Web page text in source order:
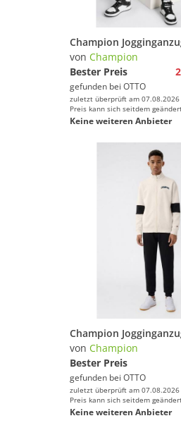
von Champion
Bester Preis
gefunden bei OTTO
zuletzt überprüft am
Preis kann sich seitdem
Keine weiteren Anbieter
von Champion
Bester Preis
gefunden bei OTTO
zuletzt überprüft am
Preis kann sich seitdem
Keine weiteren Anbieter